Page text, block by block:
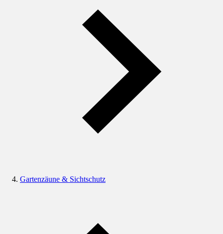
Gartenzäune & Sichtschutz